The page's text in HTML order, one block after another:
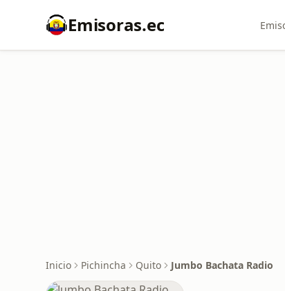
Emisoras.ec
Inicio Pichincha Quito Jumbo Bachata Radio